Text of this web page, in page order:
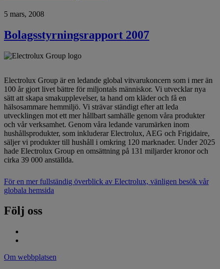
5 mars, 2008
Bolagsstyrningsrapport 2007
Electrolux Group är en ledande global vitvarukoncern som i mer än
100 år gjort livet bättre för miljontals människor. Vi utvecklar nya
sätt att skapa smakupplevelser, ta hand om kläder och få en
hälsosammare hemmiljö. Vi strävar ständigt efter att leda
utvecklingen mot ett mer hållbart samhälle genom våra produkter
och vår verksamhet. Genom våra ledande varumärken inom
hushållsprodukter, som inkluderar Electrolux, AEG och Frigidaire,
säljer vi produkter till hushåll i omkring 120 marknader. Under 2025
hade Electrolux Group en omsättning på 131 miljarder kronor och
cirka 39 000 anställda.
För en mer fullständig överblick av Electrolux, vänligen besök vår
globala hemsida
Följ oss
Om webbplatsen